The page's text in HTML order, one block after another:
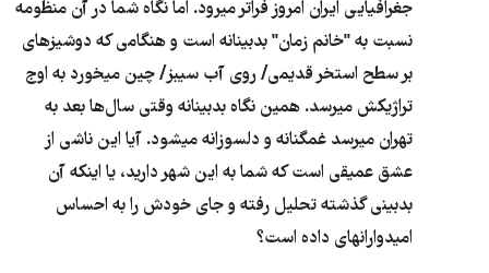
جغرافیایی ایران امروز فراتر می​رود. اما نگاه شما در آن منظومه
نسبت به "خانم زمان" بدبینانه است و هنگامی که دوشیزه​ای
بر سطح استخر قدیمی/ روی آب سیبز/ چین می​خورد به اوج
تراژیکش می​رسد. همین نگاه بدبینانه وقتی سال‌ها بعد به
تهران می​رسد غمگنانه و دلسوزانه می​شود. آیا این ناشی از
عشق عمیقی​ است که شما به این شهر دارید، یا اینکه آن
بدبینی گذشته تحلیل رفته و جای خودش را به احساس
امیدوارانه​ای داده است؟